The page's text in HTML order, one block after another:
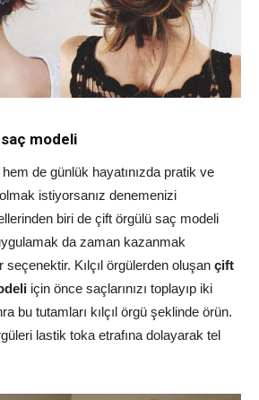
modeli
de günlük hayatınızda pratik ve
istiyorsanız denemenizi
biri de çift örgülü saç modeli
da zaman kazanmak
Kılçıl örgülerden oluşan çift
için önce saçlarınızı toplayıp iki
bu tutamları kılçıl örgü şeklinde örün.
lastik toka etrafına dolayarak tel